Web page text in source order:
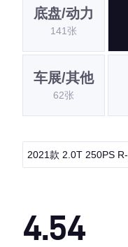
底盘/动力
141张
车展/其他
62张
2021款 2.0T 250PS R-
4.54